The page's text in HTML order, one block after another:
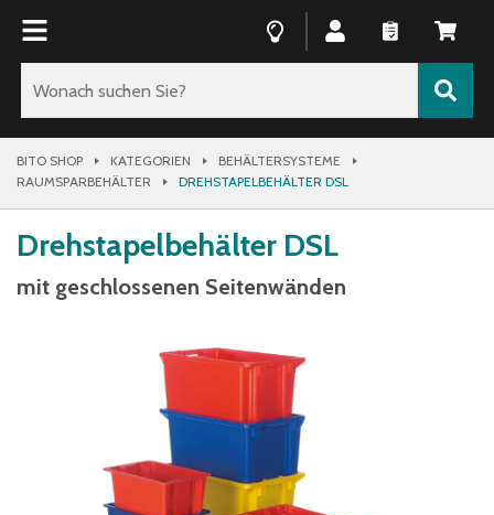
BITO SHOP KATEGORIEN
BEHÄLTERSYSTEME
RAUMSPARBEHÄLTER
DREHSTAPELBEHÄLTER DSL
Drehstapelbehälter DSL
mit geschlossenen Seitenwänden